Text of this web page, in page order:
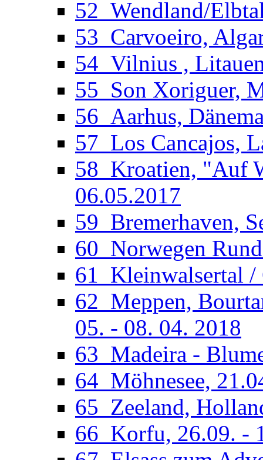
52_Wendland/
53_Carvoeiro,
54_Vilnius ,
55_Son Xoriguer,
56_Aarhus,
57_Los Cancajos,
58_Kroatien, "Auf
06.05.2017
59_Bremerhaven,
60_Norwegen
61_Kleinwalsertal /
62_Meppen,
05. - 08. 04. 2018
63_Madeira -
64_Möhnesee,
65_Zeeland,
66_Korfu, 26.09. -